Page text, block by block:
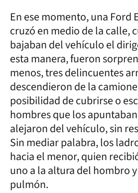
En ese momento, una Ford
cruzó en medio de la calle,
bajaban del vehículo el
esta manera, fueron
menos, tres delincuentes
descendieron de la
posibilidad de cubrirse o
hombres que los
alejaron del vehículo, sin
Sin mediar palabra, los
hacia el menor, quien
uno a la altura del hombro
pulmón.